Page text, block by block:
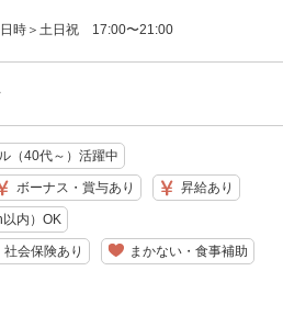
日時＞土日祝 17:00〜21:00
（40代～）活躍中
ボーナス・賞与あり 昇給あり
内）OK
社会保険あり まかない・食事補助